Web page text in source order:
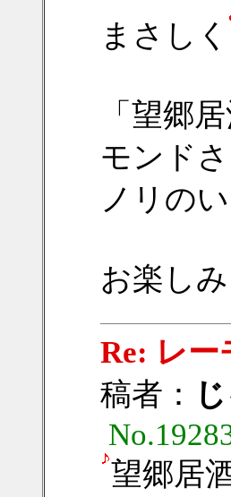
まさしく
「望郷
モンド
ノリの
お楽し
Re: レ
稿者：
望郷居